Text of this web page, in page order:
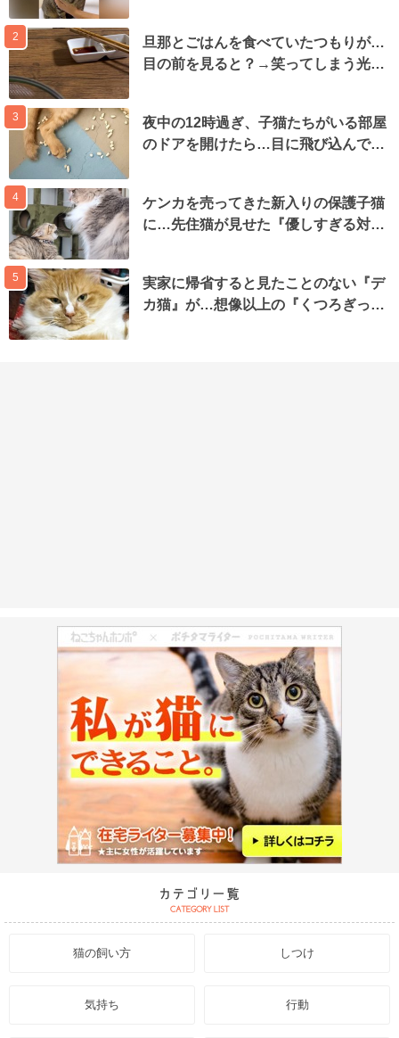
2
旦那とごはんを食べていたつもりが…
目の前を見ると？→笑ってしまう光…
3
夜中の12時過ぎ、子猫たちがいる部屋
のドアを開けたら…目に飛び込んで…
4
ケンカを売ってきた新入りの保護子猫
に…先住猫が見せた『優しすぎる対…
5
実家に帰省すると見たことのない『デ
カ猫』が…想像以上の『くつろぎっ…
猫の飼い方 しつけ
気持ち 行動